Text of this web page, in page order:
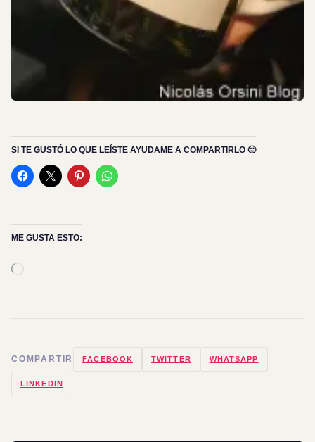
SI TE GUSTÓ LO QUE LEÍSTE AYUDAME A COMPARTIRLO 🙂
ME GUSTA ESTO:
COMPARTIR FACEBOOK TWITTER WHATSAPP
LINKEDIN